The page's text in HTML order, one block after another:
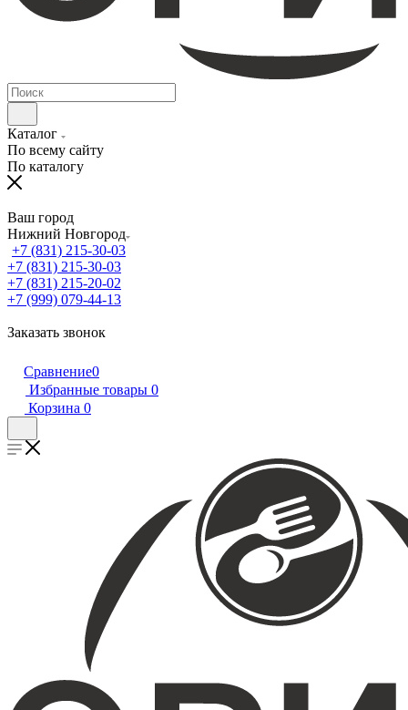
Каталог
По всему сайту
По каталогу
Ваш город
Нижний Новгород
+7 (831) 215-30-03
+7 (831) 215-30-03
+7 (831) 215-20-02
+7 (999) 079-44-13
Заказать звонок
Сравнение0
Избранные товары 0
Корзина 0